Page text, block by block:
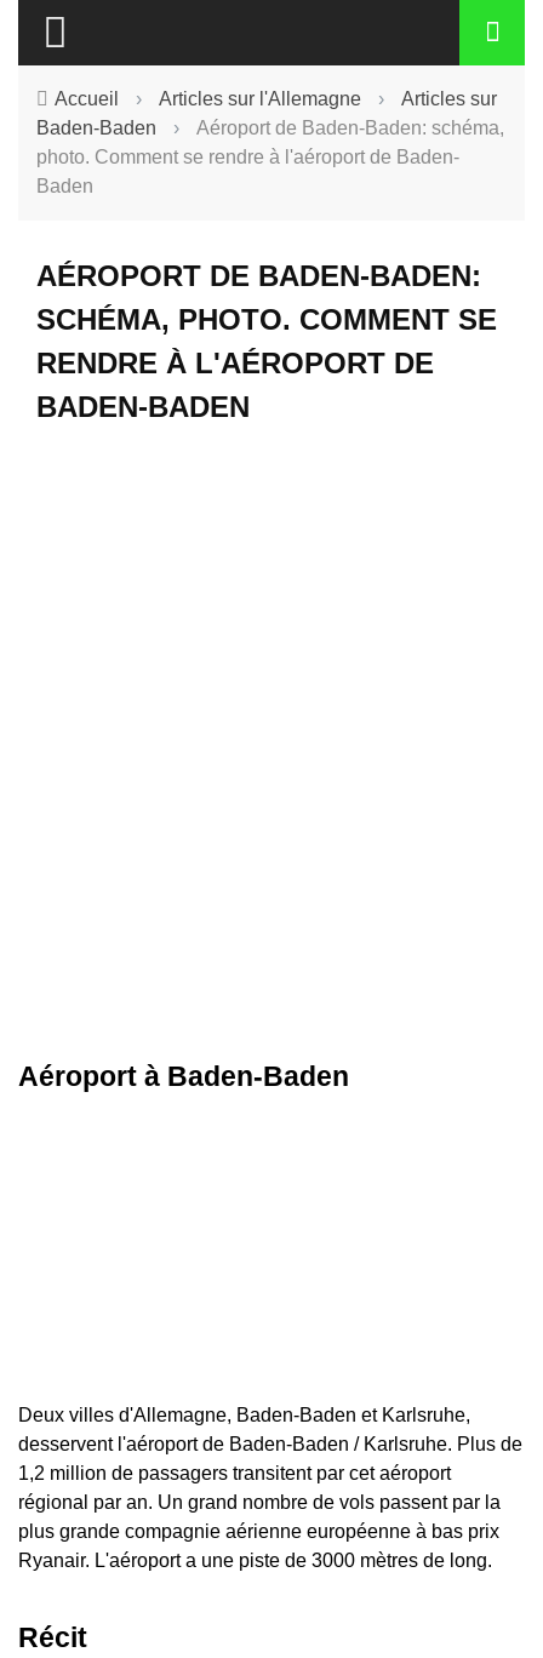
Accueil › Articles sur l'Allemagne ›
Articles sur
Baden-Baden
›
Aéroport de Baden-Baden: schéma,
photo. Comment se rendre à l'aéroport de Baden-
Baden
AÉROPORT DE BADEN-BADEN:
SCHÉMA, PHOTO. COMMENT SE
RENDRE À L'AÉROPORT DE
BADEN-BADEN
Aéroport à Baden-Baden
Deux villes d'Allemagne, Baden-Baden et Karlsruhe,
desservent l'aéroport de Baden-Baden / Karlsruhe. Plus de
1,2 million de passagers transitent par cet aéroport
régional par an. Un grand nombre de vols passent par la
plus grande compagnie aérienne européenne à bas prix
Ryanair. L'aéroport a une piste de 3000 mètres de long.
Récit